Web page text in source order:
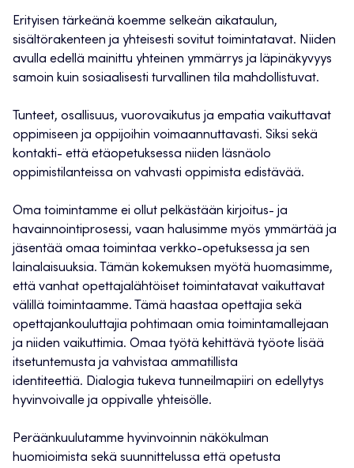
Erityisen tärkeänä koemme selkeän aikataulun,
sisältörakenteen ja yhteisesti sovitut toimintatavat. Niiden
avulla edellä mainittu yhteinen ymmärrys ja läpinäkyvyys
samoin kuin sosiaalisesti turvallinen tila mahdollistuvat.
Tunteet, osallisuus, vuorovaikutus ja empatia vaikuttavat
oppimiseen ja oppijoihin voimaannuttavasti. Siksi sekä
kontakti- että etäopetuksessa niiden läsnäolo
oppimistilanteissa on vahvasti oppimista edistävää.
Oma toimintamme ei ollut pelkästään kirjoitus- ja
havainnointiprosessi, vaan halusimme myös ymmärtää ja
jäsentää omaa toimintaa verkko-opetuksessa ja sen
lainalaisuuksia. Tämän kokemuksen myötä huomasimme,
että vanhat opettajalähtöiset toimintatavat vaikuttavat
välillä toimintaamme. Tämä haastaa opettajia sekä
opettajankouluttajia pohtimaan omia toimintamallejaan
ja niiden vaikuttimia. Omaa työtä kehittävä työote lisää
itsetuntemusta ja vahvistaa ammatillista
identiteettiä. Dialogia tukeva tunneilmapiiri on edellytys
hyvinvoivalle ja oppivalle yhteisölle.
Peräänkuulutamme hyvinvoinnin näkökulman
huomioimista sekä suunnittelussa että opetusta